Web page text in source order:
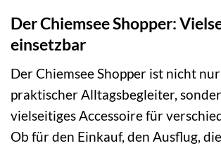
Der Chiemsee Shopper:
einsetzbar
Der Chiemsee Shopper ist nicht
praktischer Alltagsbegleiter,
vielseitiges Accessoire für
Ob für den Einkauf, den Ausflug,